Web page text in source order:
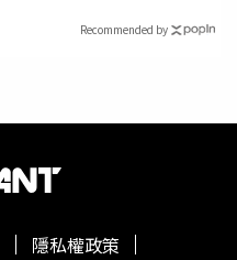
Recommended by
隱私權政策